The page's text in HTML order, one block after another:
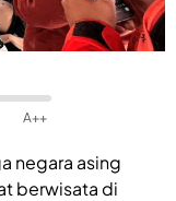
A++
negara asing
berwisata di